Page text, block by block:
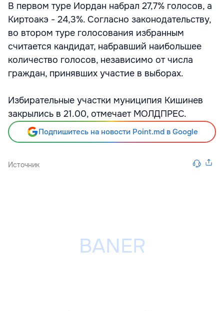
В первом туре Иордан набрал 27,7% голосов, а
Киртоакэ - 24,3%. Согласно законодательству,
во втором туре голосования избранным
считается кандидат, набравший наибольшее
количество голосов, независимо от числа
граждан, принявших участие в выборах.
Избирательные участки муниципия Кишинев
закрылись в 21.00, отмечает МОЛДПРЕС.
Подпишитесь на новости Point.md в Google
Источник